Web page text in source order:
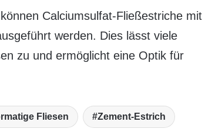
Calciumsulfat-Fließestriche mit
werden. Dies lässt viele
zu und ermöglicht eine Optik für
Fliesen Zement-Estrich